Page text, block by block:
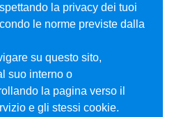
la privacy dei tuoi
le norme previste dalla
su questo sito,
suo interno o
la pagina verso il
e gli stessi cookie.
ATRIA S.r.l. - Pitture e vernici
e l’industria
Sociale: € 1.398.289,91
Policy